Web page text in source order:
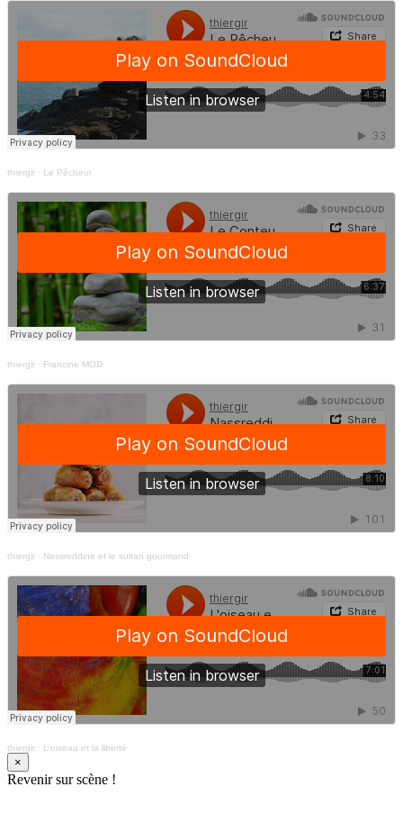
thiergir · Le Pêcheur
thiergir · Francine MOD
thiergir · Nassreddine et le sultan gourmand
thiergir · L'oiseau et la liberté
×
Revenir sur scène !